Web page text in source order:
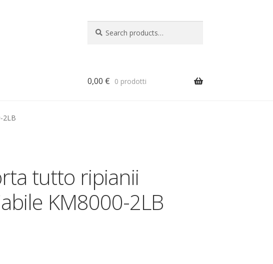
for:
0,00 € 0 prodotti
2LB
tutto ripianii
KM8000-2LB